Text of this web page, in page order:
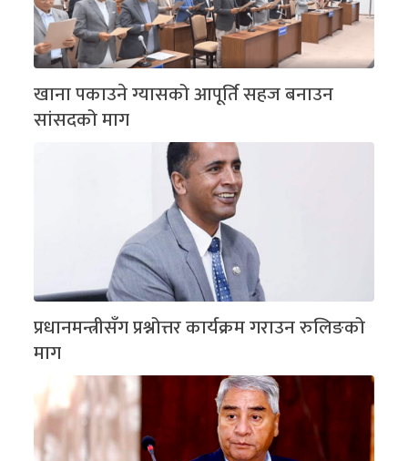
खाना पकाउने ग्यासको आपूर्ति सहज बनाउन
सांसदको माग
प्रधानमन्त्रीसँग प्रश्नोत्तर कार्यक्रम गराउन रुलिङको
माग